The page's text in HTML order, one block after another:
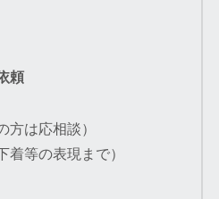
頼
は応相談）
着等の表現まで）